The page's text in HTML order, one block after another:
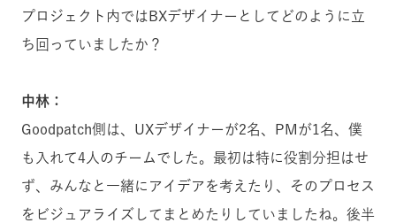
プロジェクト内ではBXデザイナーとしてどのように立
ち回っていましたか？
中林：
Goodpatch側は、UXデザイナーが2名、PMが1名、僕
も入れて4人のチームでした。最初は特に役割分担はせ
ず、みんなと一緒にアイデアを考えたり、そのプロセス
をビジュアライズしてまとめたりしていましたね。後半